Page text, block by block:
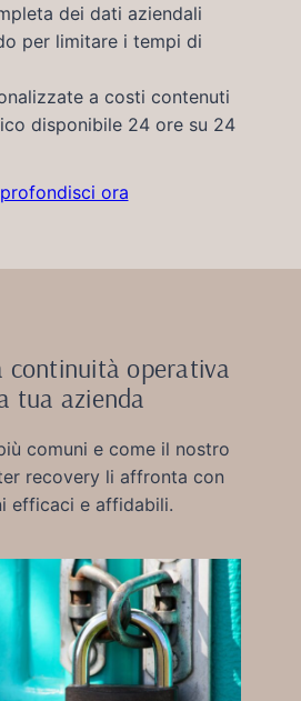
dei dati aziendali
per limitare i tempi di
a costi contenuti
disponibile 24 ore su 24
ora
continuità operativa
tua azienda
comuni e come il nostro
recovery li affronta con
efficaci e affidabili.